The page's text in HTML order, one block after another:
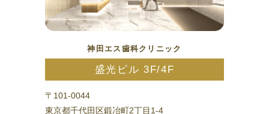
神田エス歯科クリニック
盛光ビル 3F/4F
〒101-0044
東京都千代田区鍛冶町2丁目1-4